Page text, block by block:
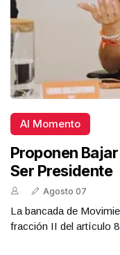
Al Momento
Proponen
Ser Presidente
Agosto 07
La bancada de
fracción II del artículo